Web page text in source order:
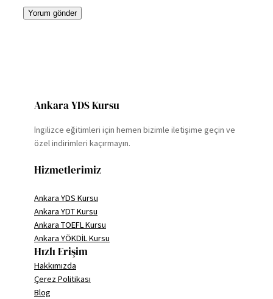
Ankara YDS Kursu
İngilizce eğitimleri için hemen bizimle iletişime geçin ve
özel indirimleri kaçırmayın.
Hizmetlerimiz
Ankara YDS Kursu
Ankara YDT Kursu
Ankara TOEFL Kursu
Ankara YÖKDİL Kursu
Hızlı Erişim
Hakkımızda
Çerez Politikası
Blog